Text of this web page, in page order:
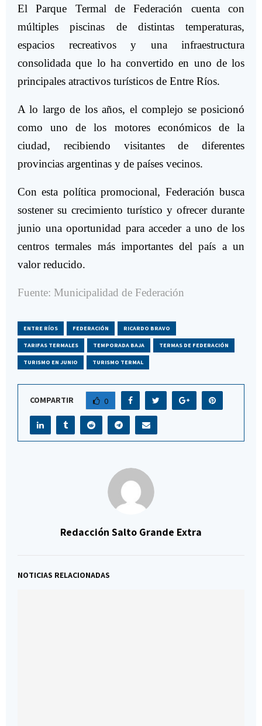
El Parque Termal de Federación cuenta con
múltiples piscinas de distintas temperaturas,
espacios recreativos y una infraestructura
consolidada que lo ha convertido en uno de los
principales atractivos turísticos de Entre Ríos.
A lo largo de los años, el complejo se posicionó
como uno de los motores económicos de la
ciudad, recibiendo visitantes de diferentes
provincias argentinas y de países vecinos.
Con esta política promocional, Federación busca
sostener su crecimiento turístico y ofrecer durante
junio una oportunidad para acceder a uno de los
centros termales más importantes del país a un
valor reducido.
Fuente: Municipalidad de Federación
ENTRE RÍOS FEDERACIÓN RICARDO BRAVO
TARIFAS TERMALES TEMPORADA BAJA TERMAS DE FEDERACIÓN
TURISMO EN JUNIO TURISMO TERMAL
COMPARTIR 0
Redacción Salto Grande Extra
NOTICIAS RELACIONADAS